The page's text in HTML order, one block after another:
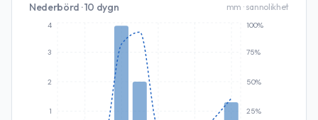
Nederbörd · 10 dygn mm · sannolikhet
1
2
3
4
25%
50%
75%
100%